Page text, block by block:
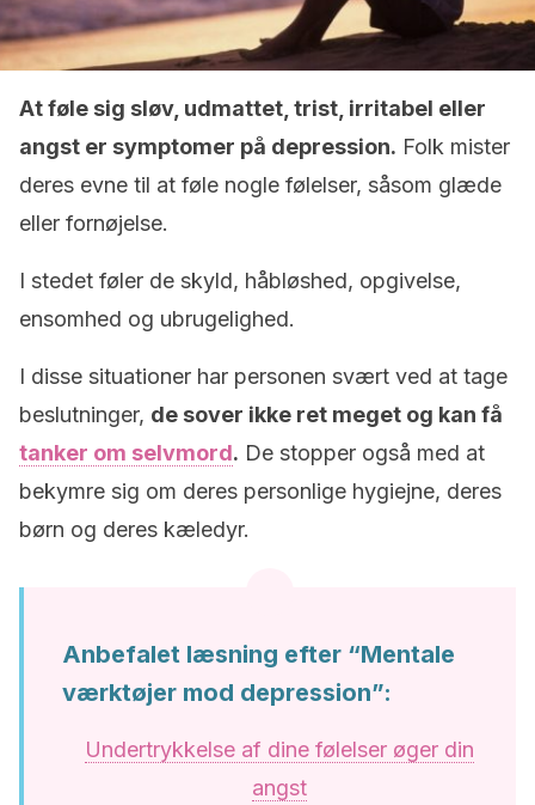
At føle sig sløv, udmattet, trist, irritabel eller
angst er symptomer på depression. Folk mister
deres evne til at føle nogle følelser, såsom glæde
eller fornøjelse.
I stedet føler de skyld, håbløshed, opgivelse,
ensomhed og ubrugelighed.
I disse situationer har personen svært ved at tage
beslutninger, de sover ikke ret meget og kan få
tanker om selvmord. De stopper også med at
bekymre sig om deres personlige hygiejne, deres
børn og deres kæledyr.
Anbefalet læsning efter “Mentale
værktøjer mod depression”:
Undertrykkelse af dine følelser øger din
angst